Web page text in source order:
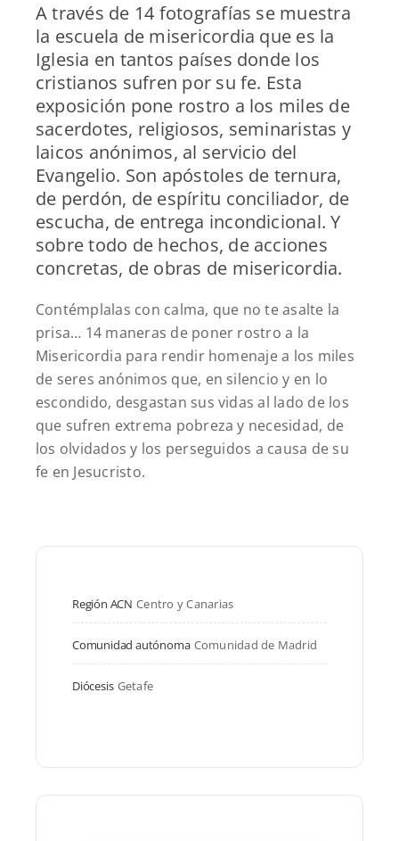
A través de 14 fotografías se muestra
la escuela de misericordia que es la
Iglesia en tantos países donde los
cristianos sufren por su fe. Esta
exposición pone rostro a los miles de
sacerdotes, religiosos, seminaristas y
laicos anónimos, al servicio del
Evangelio. Son apóstoles de ternura,
de perdón, de espíritu conciliador, de
escucha, de entrega incondicional. Y
sobre todo de hechos, de acciones
concretas, de obras de misericordia.
Contémplalas con calma, que no te asalte la
prisa… 14 maneras de poner rostro a la
Misericordia para rendir homenaje a los miles
de seres anónimos que, en silencio y en lo
escondido, desgastan sus vidas al lado de los
que sufren extrema pobreza y necesidad, de
los olvidados y los perseguidos a causa de su
fe en Jesucristo.
Región ACN Centro y Canarias
Comunidad autónoma Comunidad de Madrid
Diócesis Getafe